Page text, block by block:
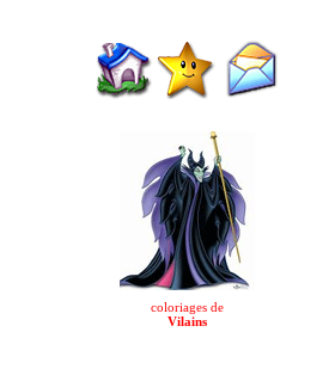
coloriages de
Vilains